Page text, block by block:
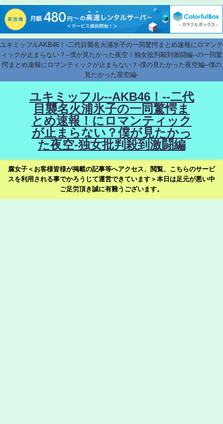
ユキミッフルAKB46！-二代目襲名火浦氷子の一同驚愕まとめ速報にロマンテ
ィックが止まらない？--僕が見たかった夜空！独女批判殺到激闘編--の一同驚
愕まとめ速報にロマンティックが止まらない？-僕の見たかった夜空編--僕の
見たかった星空編-
ユキミッフル--AKB46！--二代
目襲名火浦氷子の一同驚愕ま
とめ速報！にロマンティック
が止まらない？僕が見たかっ
た夜空-独女批判殺到激闘編
腐女子＜お客様皆様が掲載の記事等へアクセス、閲覧、こちらのサービ
スを利用される事でかろうじて運営できています＞本日は足元が悪い中
ご足労頂き誠に有難うございます。